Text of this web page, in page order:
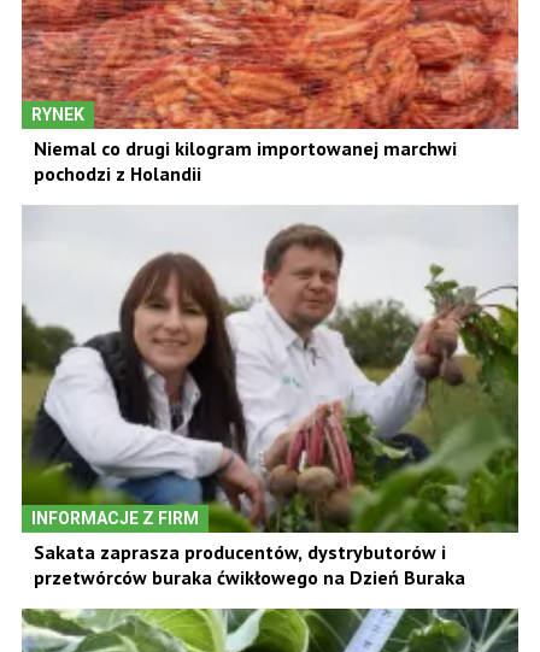
RYNEK
Niemal co drugi kilogram importowanej marchwi
pochodzi z Holandii
INFORMACJE Z FIRM
Sakata zaprasza producentów, dystrybutorów i
przetwórców buraka ćwikłowego na Dzień Buraka